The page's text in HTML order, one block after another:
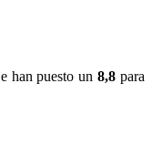
han puesto un8,8 para